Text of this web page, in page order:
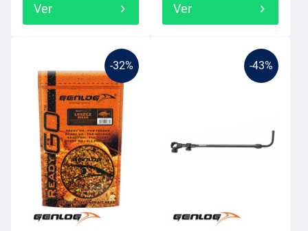
Ver Ver
-32% -43%